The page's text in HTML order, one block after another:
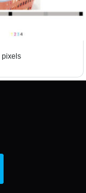
pixels